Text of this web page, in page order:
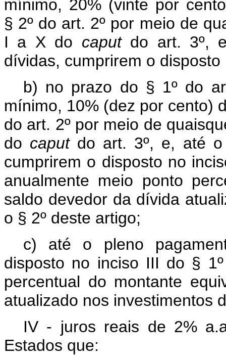
mínimo, 20% (vinte por
§ 2º do art. 2º por meio de
I a X do caputdo art. 3º,
dívidas, cumprirem o
b) no prazo do § 1º do
mínimo, 10% (dez por cento)
do art. 2º por meio de
do caputdo art. 3º, e, até o
cumprirem o disposto no
anualmente meio ponto
saldo devedor da dívida
o § 2º deste artigo;
c) até o pleno
disposto no inciso III do §
percentual do montante
atualizado nos investimentos
IV - juros reais de 2%
Estados que: